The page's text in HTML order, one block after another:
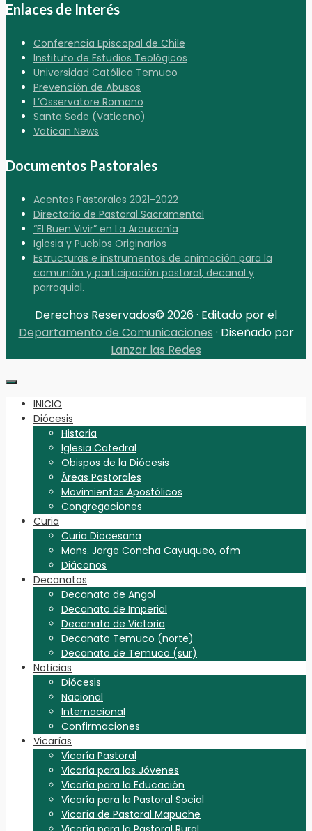
Enlaces de Interés
Conferencia Episcopal de Chile
Instituto de Estudios Teológicos
Universidad Católica Temuco
Prevención de Abusos
L’Osservatore Romano
Santa Sede (Vaticano)
Vatican News
Documentos Pastorales
Acentos Pastorales 2021-2022
Directorio de Pastoral Sacramental
“El Buen Vivir” en La Araucanía
Iglesia y Pueblos Originarios
Estructuras e instrumentos de animación para la
comunión y participación pastoral, decanal y
parroquial.
Derechos Reservados© 2026 · Editado por el
Departamento de Comunicaciones · Diseñado por
Lanzar las Redes
INICIO
Diócesis
Historia
Iglesia Catedral
Obispos de la Diócesis
Áreas Pastorales
Movimientos Apostólicos
Congregaciones
Curia
Curia Diocesana
Mons. Jorge Concha Cayuqueo, ofm
Diáconos
Decanatos
Decanato de Angol
Decanato de Imperial
Decanato de Victoria
Decanato Temuco (norte)
Decanato de Temuco (sur)
Noticias
Diócesis
Nacional
Internacional
Confirmaciones
Vicarías
Vicaría Pastoral
Vicaría para los Jóvenes
Vicaría para la Educación
Vicaría para la Pastoral Social
Vicaría de Pastoral Mapuche